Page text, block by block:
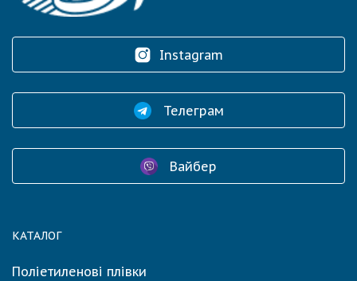
Instagram
Телеграм
Вайбер
КАТАЛОГ
Поліетиленові плівки